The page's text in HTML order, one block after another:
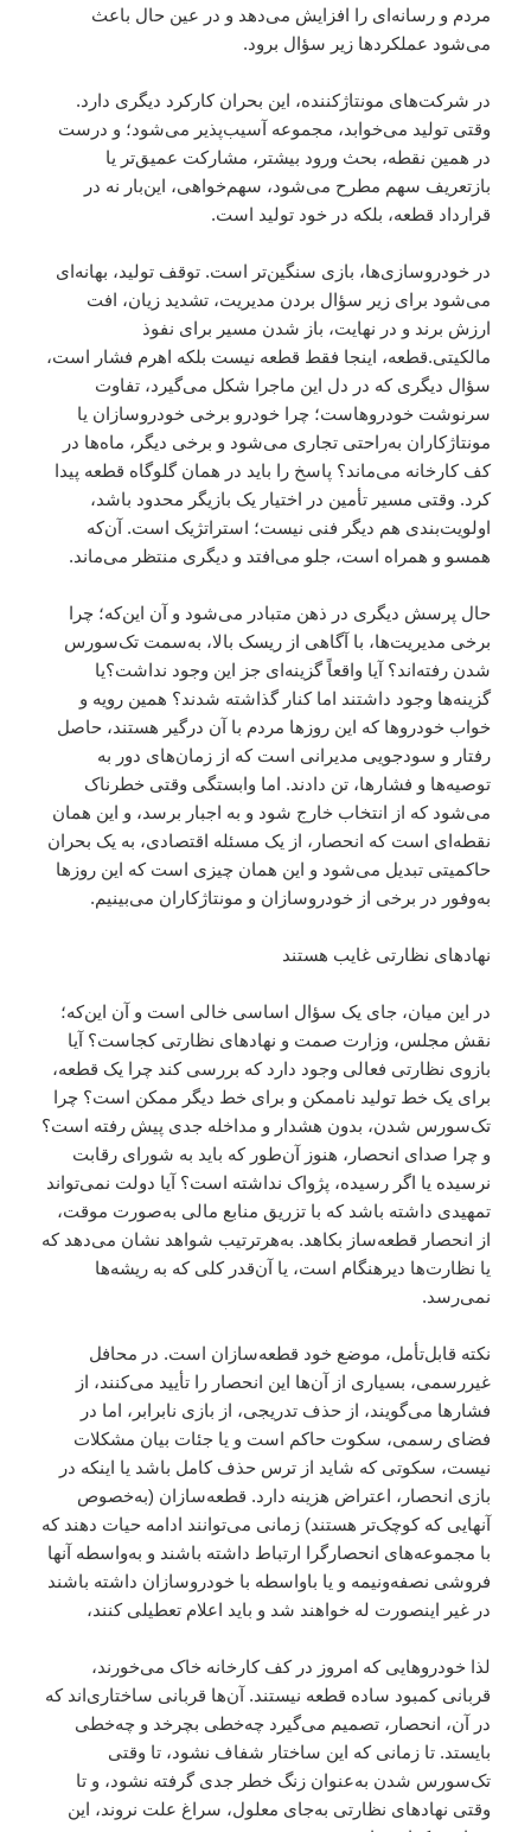
مردم و رسانه‌ای را افزایش می‌دهد و در عین حال باعث
می‌شود عملکردها زیر‌ سؤال برود.
در شرکت‌های مونتاژکننده، این بحران کارکرد دیگری دارد.
وقتی تولید می‌خوابد، مجموعه آسیب‌پذیر می‌شود؛ و درست
در همین نقطه، بحث ورود بیشتر، مشارکت عمیق‌تر یا
بازتعریف سهم مطرح می‌شود، سهم‌خواهی، این‌بار نه در
قرارداد قطعه، بلکه در خود تولید است.
در خودروسازی‌ها، بازی سنگین‌تر است. توقف تولید، بهانه‌ای
می‌شود برای زیر سؤال بردن مدیریت، تشدید زیان، افت
ارزش برند و در نهایت، باز شدن مسیر برای نفوذ
مالکیتی.قطعه، اینجا فقط قطعه نیست بلکه اهرم فشار است،
سؤال دیگری که در دل این ماجرا شکل می‌گیرد، تفاوت
سرنوشت خودروهاست؛ چرا خودرو برخی خودروسازان یا
مونتاژکاران به‌راحتی تجاری می‌شود و برخی دیگر، ماه‌ها در
کف کارخانه می‌ماند؟ پاسخ را باید در همان گلوگاه قطعه پیدا
کرد. وقتی مسیر تأمین در اختیار یک بازیگر محدود باشد،
اولویت‌بندی هم دیگر فنی نیست؛ استراتژیک است. آن‌که
همسو و همراه است، جلو می‌افتد و دیگری منتظر می‌ماند.
حال پرسش دیگری در ذهن متبادر می‌شود و آن این‌که؛ چرا
برخی مدیریت‌ها، با آگاهی از ریسک بالا، به‌سمت تک‌سورس
شدن رفته‌اند؟ آیا واقعاً گزینه‌ای جز این وجود نداشت؟یا
گزینه‌ها وجود داشتند اما کنار گذاشته شدند؟ همین رویه و
خواب خودروها که این روزها مردم با آن درگیر هستند، حاصل
رفتار و سودجویی مدیرانی است که از زمان‌های دور به
توصیه‌ها و فشارها، تن دادند. اما وابستگی وقتی خطرناک
می‌شود که از انتخاب خارج شود و به اجبار برسد، و این همان
نقطه‌ای است که انحصار، از یک مسئله اقتصادی، به یک بحران
حاکمیتی تبدیل می‌شود و این همان چیزی است که این روزها
به‌وفور در برخی از خودروسازان و مونتاژکاران می‌بینیم.
نهادهای نظارتی غایب هستند
در این میان، جای یک سؤال اساسی خالی است و آن این‌که؛
نقش مجلس، وزارت صمت و نهادهای نظارتی کجاست؟ آیا
بازوی نظارتی فعالی وجود دارد که بررسی کند چرا یک قطعه،
برای یک خط تولید ناممکن و برای خط دیگر ممکن است؟ چرا
تک‌سورس شدن، بدون هشدار و مداخله جدی پیش رفته است؟
و چرا صدای انحصار، هنوز آن‌طور که باید به شورای رقابت
نرسیده یا اگر رسیده، پژواک نداشته است؟ آیا دولت نمی‌تواند
تمهیدی داشته باشد که با تزریق منابع مالی به‌صورت موقت،
از انحصار قطعه‌ساز بکاهد. به‌هرترتیب شواهد نشان می‌دهد که
یا نظارت‌ها دیرهنگام است، یا آن‌قدر کلی که به ریشه‌ها
نمی‌رسد.
نکته قابل‌تأمل، موضع خود قطعه‌سازان است. در محافل
غیررسمی، بسیاری از آن‌ها این انحصار را تأیید می‌کنند، از
فشارها می‌گویند، از حذف تدریجی، از بازی نابرابر، اما در
فضای رسمی، سکوت حاکم است و یا جئات بیان مشکلات
نیست، سکوتی که شاید از ترس حذف کامل باشد یا اینکه در
بازی انحصار، اعتراض هزینه دارد. قطعه‌سازان (به‌خصوص
آنهایی که کوچک‌تر هستند) زمانی می‌توانند ادامه حیات دهند که
با مجموعه‌های انحصارگرا ارتباط داشته باشند و به‌واسطه آنها
فروشی نصفه‌ونیمه و یا باواسطه با خودروسازان داشته باشند
در غیر اینصورت له خواهند شد و باید اعلام تعطیلی کنند،
لذا خودروهایی که امروز در کف کارخانه خاک می‌خورند،
قربانی کمبود ساده قطعه نیستند. آن‌ها قربانی ساختاری‌اند که
در آن، انحصار، تصمیم می‌گیرد چه‌خطی بچرخد و چه‌خطی
بایستد. تا زمانی که این ساختار شفاف نشود، تا وقتی
تک‌سورس شدن به‌عنوان زنگ خطر جدی گرفته نشود، و تا
وقتی نهادهای نظارتی به‌جای معلول، سراغ علت نروند، این